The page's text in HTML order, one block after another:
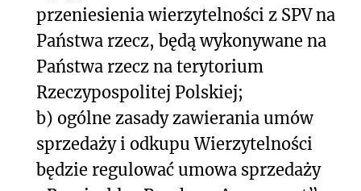
przeniesienia wierzytelności z SPV na
Państwa rzecz, będą wykonywane na
Państwa rzecz na terytorium
Rzeczypospolitej Polskiej;
b) ogólne zasady zawierania umów
sprzedaży i odkupu Wierzytelności
będzie regulować umowa sprzedaży